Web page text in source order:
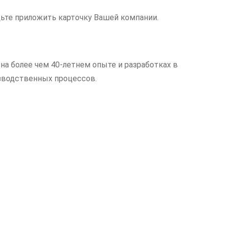
приложить карточку Вашей компании.
более чем 40-летнем опыте и разработках в
процессов.